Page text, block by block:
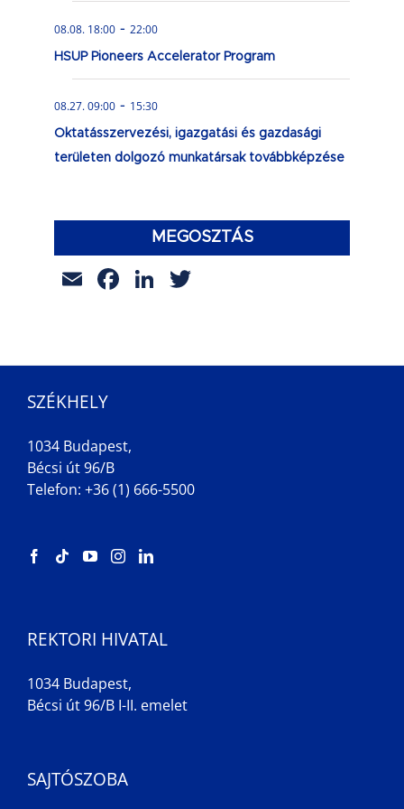
08.08. 18:00 - 22:00
HSUP Pioneers Accelerator Program
08.27. 09:00 - 15:30
Oktatásszervezési, igazgatási és gazdasági
területen dolgozó munkatársak továbbképzése
MEGOSZTÁS
EmailFacebook
LinkedIn
SZÉKHELY
1034 Budapest,
Bécsi út 96/B
Telefon: +36 (1) 666-5500
REKTORI HIVATAL
1034 Budapest,
Bécsi út 96/B I-II. emelet
SAJTÓSZOBA